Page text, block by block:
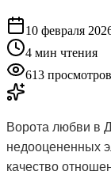
10 февраля
4 мин чтения
613 просмотров
Ворота любви в
недооцененных
качество